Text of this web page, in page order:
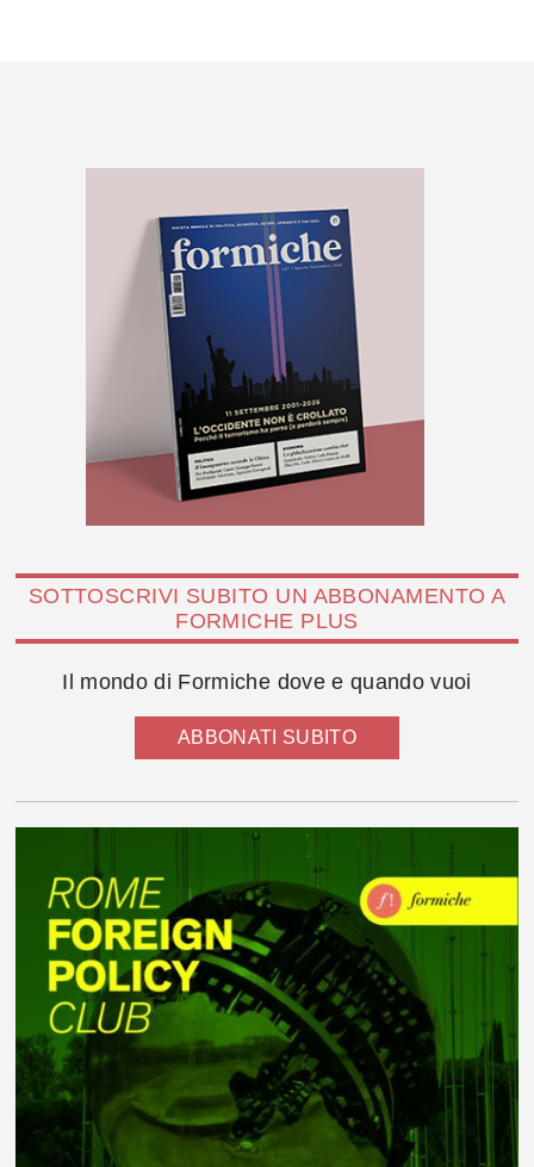
SOTTOSCRIVI SUBITO UN ABBONAMENTO A
FORMICHE PLUS
Il mondo di Formiche dove e quando vuoi
ABBONATI SUBITO